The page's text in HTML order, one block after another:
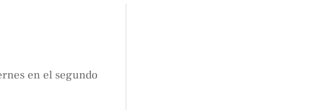
en el segundo